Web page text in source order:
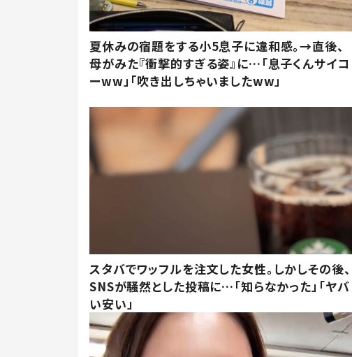
夏休みの宿題をする小5息子に違和感。→直後、
母がみた『衝撃的すぎる姿』に…「息子くんサイコ
ーww」「吹き出しちゃいましたww」
スタバでワッフルを注文した女性。しかしその後、
SNSが騒然とした投稿に…「知らなかった」「ヤバ
い安い」